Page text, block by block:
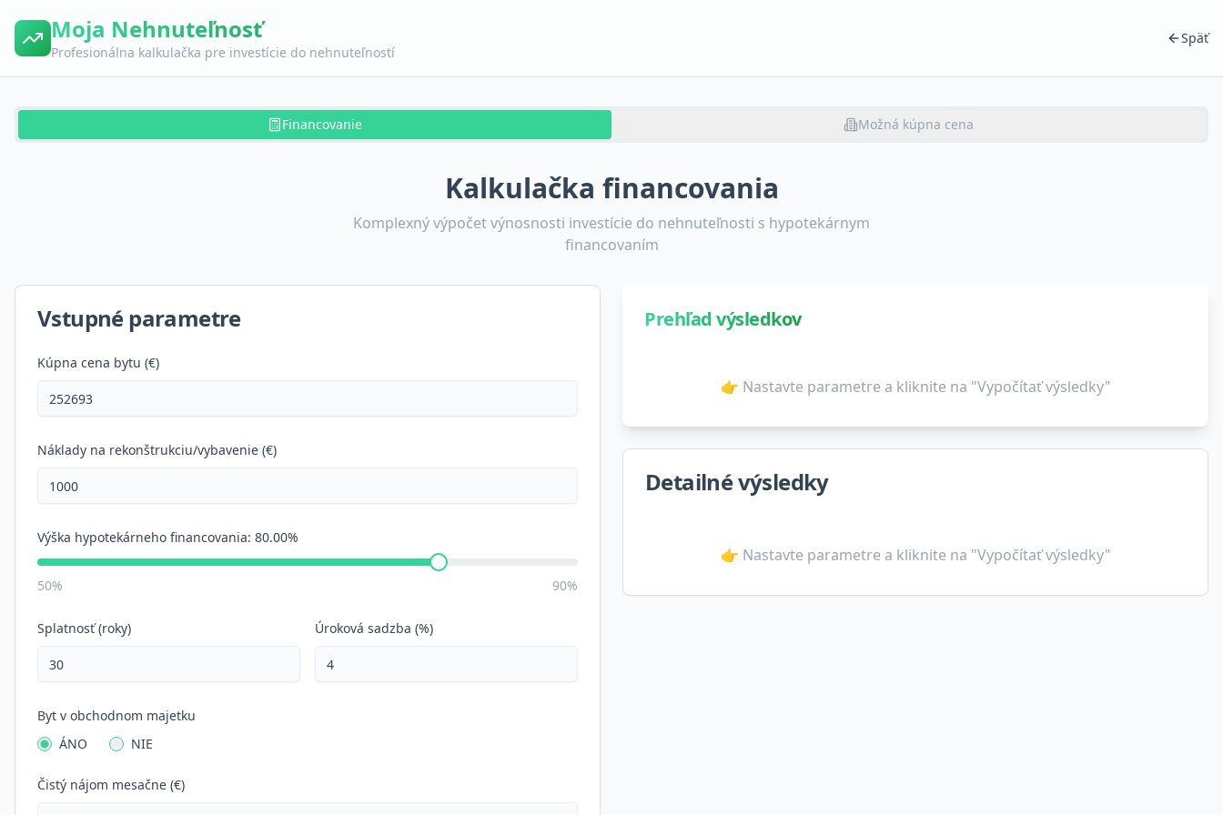
Moja Nehnuteľnosť
Profesionálna kalkulačka pre investície do nehnuteľností
Späť
Financovanie Možná kúpna cena
Kalkulačka financovania
Komplexný výpočet výnosnosti investície do nehnuteľnosti s hypotekárnym
financovaním
Vstupné parametre
Kúpna cena bytu (€)
Náklady na rekonštrukciu/vybavenie (€)
Výška hypotekárneho financovania: 80.00%
50% 90%
Splatnosť (roky) Úroková sadzba (%)
Byt v obchodnom majetku
ÁNO
NIE
Čistý nájom mesačne (€)
Prehľad výsledkov
👉 Nastavte parametre a kliknite na "Vypočítať výsledky"
Detailné výsledky
👉 Nastavte parametre a kliknite na "Vypočítať výsledky"